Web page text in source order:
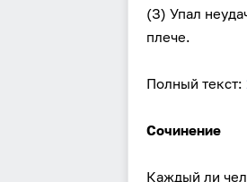
(З) Упал
плече.
Полный текст:
Сочинение
Каждый ли